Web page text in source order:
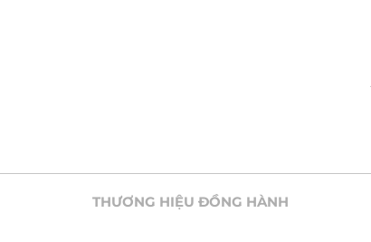
THƯƠNG HIỆU ĐỒNG HÀNH